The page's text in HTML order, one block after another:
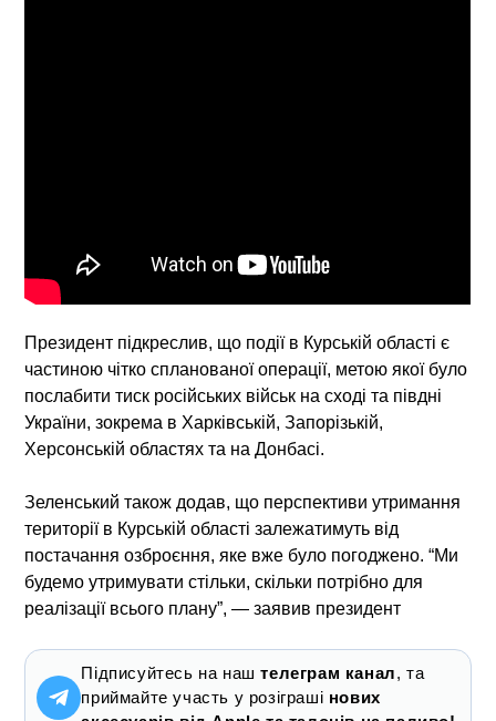
Президент підкреслив, що події в Курській області є
частиною чітко спланованої операції, метою якої було
послабити тиск російських військ на сході та півдні
України, зокрема в Харківській, Запорізькій,
Херсонській областях та на Донбасі.
Зеленський також додав, що перспективи утримання
території в Курській області залежатимуть від
постачання озброєння, яке вже було погоджено. “Ми
будемо утримувати стільки, скільки потрібно для
реалізації всього плану”, — заявив президент
Підписуйтесь на наштелеграм канал, та
приймайте участь у розіграші нових